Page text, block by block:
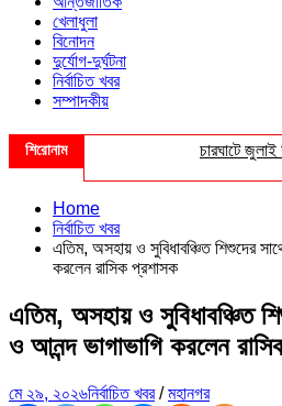
খেলাধুলা
বিনোদন
দুর্যোগ-দুর্ঘটনা
নির্বাচিত খবর
সম্পাদকীয়
শিরোনাম চারঘাটে জুলাই
Home
নির্বাচিত খবর
এতিম, অসহায় ও সুবিধাবঞ্চিত শিশুদের
করলেন রাসিক প্রশাসক
এতিম, অসহায় ও সুবিধাবঞ্চিত
ও আনন্দ ভাগাভাগি করলেন
মে ২৯, ২০২৬নির্বাচিত খবর/মহানগর